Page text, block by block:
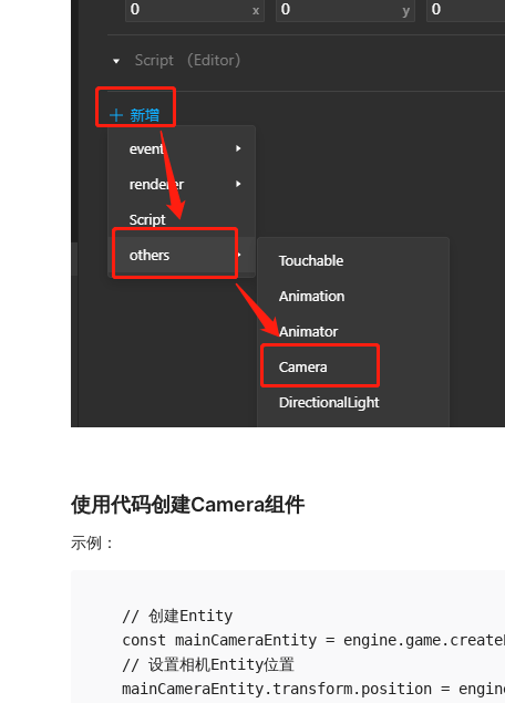
使用代码创建Camera组件
示例：
  // 创建Entity
const mainCameraEntity =
  // 设置相机Entity位置
mainCameraEntity.transform.position =